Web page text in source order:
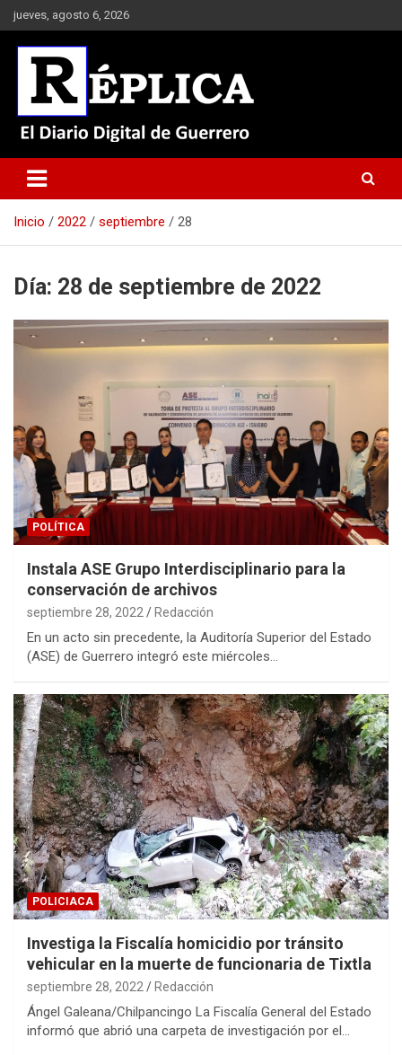
Saltar
al
contenido
jueves, agosto 6, 2026
Réplica
Inicio 2022 septiembre 28
Día: 28 de septiembre de 2022
POLÍTICA
Instala ASE Grupo Interdisciplinario para la
conservación de archivos
septiembre 28, 2022 Redacción
En un acto sin precedente, la Auditoría Superior del Estado
(ASE) de Guerrero integró este miércoles…
POLICIACA
Investiga la Fiscalía homicidio por tránsito
vehicular en la muerte de funcionaria de Tixtla
septiembre 28, 2022 Redacción
Ángel Galeana/Chilpancingo La Fiscalía General del Estado
informó que abrió una carpeta de investigación por el…